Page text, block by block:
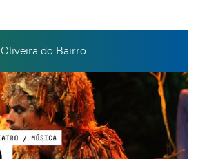
Oliveira do Bairro